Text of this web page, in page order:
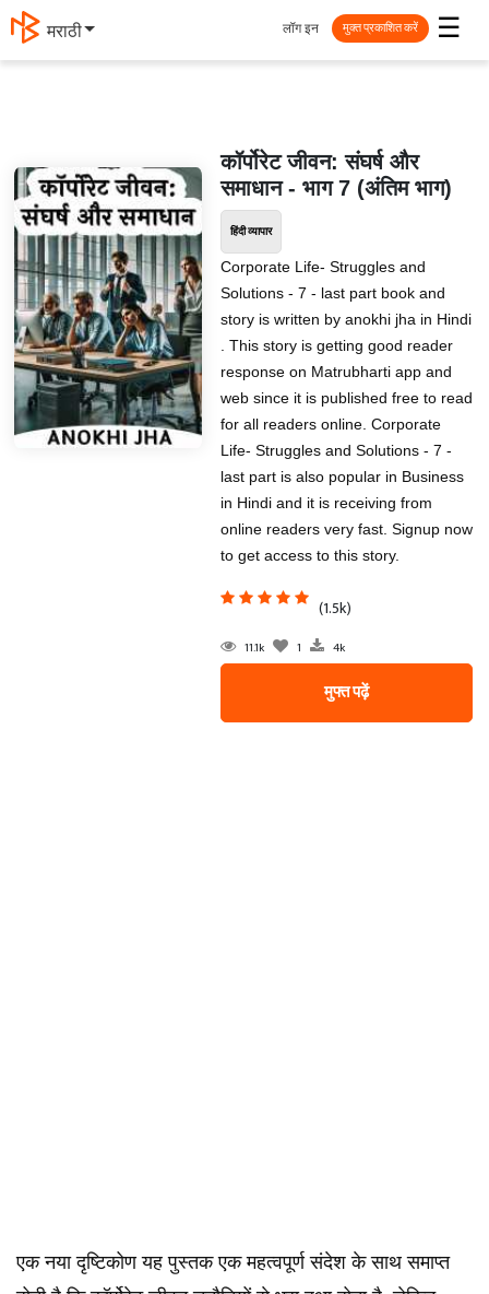
मराठी ☰
लॉग इन मुक्त प्रकाशित करें
कॉर्पोरेट जीवन: संघर्ष और
समाधान - भाग 7 (अंतिम भाग)
हिंदी व्यापार
Corporate Life- Struggles and
Solutions - 7 - last part book and
story is written by anokhi jha in Hindi
. This story is getting good reader
response on Matrubharti app and
web since it is published free to read
for all readers online. Corporate
Life- Struggles and Solutions - 7 -
last part is also popular in Business
in Hindi and it is receiving from
online readers very fast. Signup now
to get access to this story.
(1.5k)
11.1k 1 4k
मुफ्त पढ़ें
एक नया दृष्टिकोण यह पुस्तक एक महत्वपूर्ण संदेश के साथ समाप्त